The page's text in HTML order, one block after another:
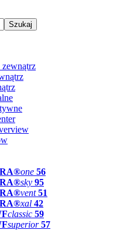
Szukaj
one 56
sky 95
vent 51
xal 42
classic 59
superior 57